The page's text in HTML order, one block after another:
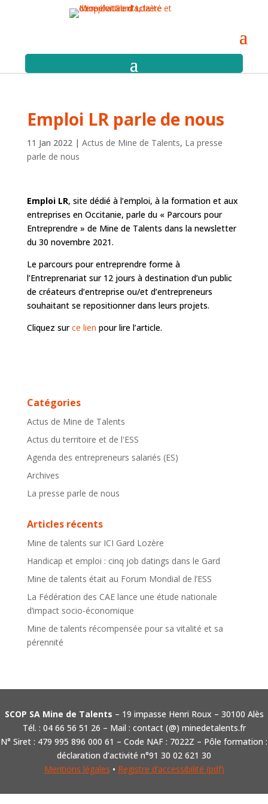
Emploi LR parle de nous
11 Jan 2022| Actus de Mine de Talents, La presse
parle de nous
Emploi LR, site dédié à l’emploi, à la formation et aux
entreprises en Occitanie, parle du « Parcours pour
Entreprendre » de Mine de Talents dans la newsletter
du 30 novembre 2021.
Le parcours pour entreprendre forme à
l’Entreprenariat sur 12 jours à destination d’un public
de créateurs d’entreprise ou/et d’entrepreneurs
souhaitant se repositionner dans leurs projets.
Cliquez surce lien pour lire l’article.
Catégories
Actus de Mine de Talents
Actus du territoire et de l'ESS
Agenda des entrepreneurs salariés (ES)
Archives
La presse parle de nous
Articles récents
Mine de talents sur ICI Gard Lozère
Handicap et emploi : cinq job datings dans le Gard
Mine de talents était au Forum Mondial de l’ESS
La Fédération des CAE lance une étude nationale
d’impact socio-économique
Mine de talents récompensée pour sa vitalité et sa
pérennité
SCOP SA Mine de Talents – 19 impasse Henri Roux – 30100 Alès
Tél. : 04 66 56 51 26 – Mail : contact (@) minedetalents.fr
N° Siret : 479 995 896 000 61 – Code NAF : 7022Z – Pôle formation :
déclaration d’activité n°91 30 02 621 30
Mentions légales • Registre d’accessibilité (pdf)